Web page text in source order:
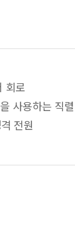
회로
사용하는 직
전원